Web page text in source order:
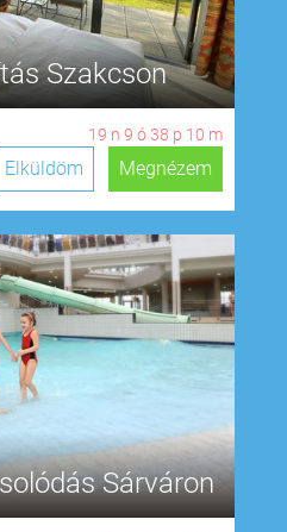
Szakcson
19 n9ó38 p9 m
Megnézem
Elküldöm
Sárváron